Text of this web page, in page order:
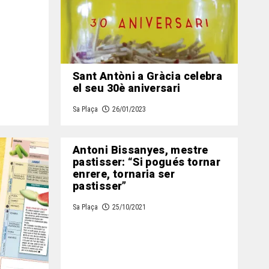
Sant Antòni a Gràcia celebra
el seu 30è aniversari
Sa Plaça 26/01/2023
Antoni Bissanyes, mestre
pastisser: “Si pogués tornar
enrere, tornaria ser
pastisser”
Sa Plaça 25/10/2021